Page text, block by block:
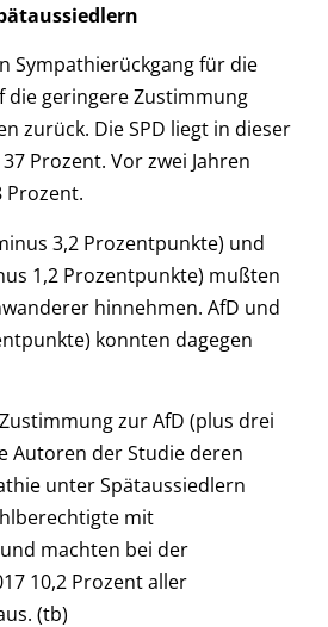
Sympathierückgang für die
die geringere Zustimmung
zurück. Die SPD liegt in dieser
Prozent. Vor zwei Jahren
Prozent.
3,2 Prozentpunkte) und
1,2 Prozentpunkte) mußten
hinnehmen. AfD und
konnten dagegen
zur AfD (plus drei
Autoren der Studie deren
unter Spätaussiedlern
mit
machten bei der
10,2 Prozent aller
(tb)